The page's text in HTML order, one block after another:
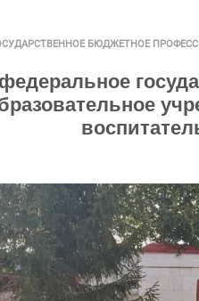
БЮДЖЕТНОЕ
федеральное